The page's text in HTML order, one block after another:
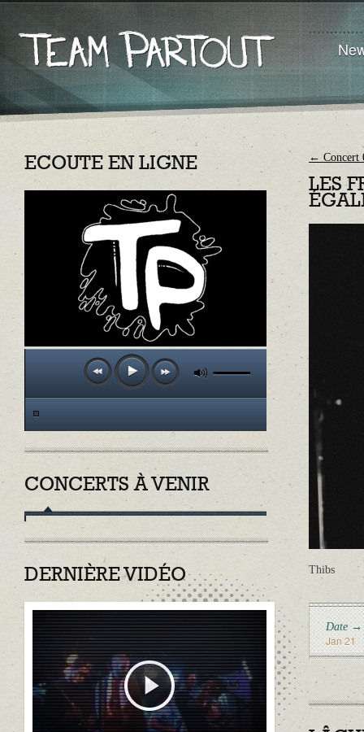
ECOUTE EN LIGNE
CONCERTS À VENIR
DERNIÈRE VIDÉO
← Concert
LES
Thibs
Date →
Jan 21